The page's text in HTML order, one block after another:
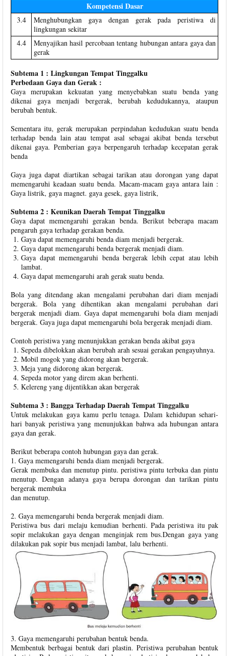
Kompetensi Dasar
3.4
Menghubungkan gaya dengan gerak pada peristiwa di
lingkungan sekitar
4.4
Menyajikan hasil percobaan tentang hubungan antara gaya dan
gerak
Subtema 1 : Lingkungan Tempat Tinggalku
Perbedaan Gaya dan Gerak :
Gaya merupakan kekuatan yang menyebabkan suatu benda yang
dikenai gaya menjadi bergerak, berubah kedudukannya, ataupun
berubah bentuk.
Sementara itu, gerak merupakan perpindahan kedudukan suatu benda
terhadap benda lain atau tempat asal sebagai akibat benda tersebut
dikenai gaya. Pemberian gaya berpengaruh terhadap kecepatan gerak
benda
Gaya juga dapat diartikan sebagai tarikan atau dorongan yang dapat
memengaruhi keadaan suatu benda. Macam-macam gaya antara lain :
Gaya listrik, gaya magnet. gaya gesek, gaya listrik,
Subtema 2 : Keunikan Daerah Tempat Tinggalku
Gaya dapat memengaruhi gerakan benda. Berikut beberapa macam
pengaruh gaya terhadap gerakan benda.
Gaya dapat memengaruhi benda diam menjadi bergerak.
Gaya dapat memengaruhi benda bergerak menjadi diam.
Gaya dapat memengaruhi benda bergerak lebih cepat atau lebih
lambat.
Gaya dapat memengaruhi arah gerak suatu benda.
Bola yang ditendang akan mengalami perubahan dari diam menjadi
bergerak. Bola yang dihentikan akan mengalami perubahan dari
bergerak menjadi diam. Gaya dapat memengaruhi bola diam menjadi
bergerak. Gaya juga dapat memengaruhi bola bergerak menjadi diam.
Contoh peristiwa yang menunjukkan gerakan benda akibat gaya
Sepeda dibelokkan akan berubah arah sesuai gerakan pengayuhnya.
Mobil mogok yang didorong akan bergerak.
Meja yang didorong akan bergerak.
Sepeda motor yang direm akan berhenti.
Kelereng yang dijentikkan akan bergerak
Subtema 3 : Bangga Terhadap Daerah Tempat Tinggalku
Untuk melakukan gaya kamu perlu tenaga. Dalam kehidupan sehari-
hari banyak peristiwa yang menunjukkan bahwa ada hubungan antara
gaya dan gerak.
Berikut beberapa contoh hubungan gaya dan gerak.
1. Gaya memengaruhi benda diam menjadi bergerak.
Gerak membuka dan menutup pintu. peristiwa pintu terbuka dan pintu
menutup. Dengan adanya gaya berupa dorongan dan tarikan pintu
bergerak membuka
dan menutup.
2. Gaya memengaruhi benda bergerak menjadi diam.
Peristiwa bus dari melaju kemudian berhenti. Pada peristiwa itu pak
sopir melakukan gaya dengan menginjak rem bus.Dengan gaya yang
dilakukan pak sopir bus menjadi lambat, lalu berhenti.
3. Gaya memengaruhi perubahan bentuk benda.
Membentuk berbagai bentuk dari plastin. Peristiwa perubahan bentuk